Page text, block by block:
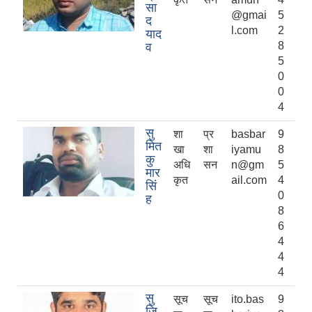
सा
द
याद
व
@gmai
l.com
5
2
8
5
0
0
4
सु
मित
कु
मार
सिं
ह
शा
खा
अधि
कृत
प्र
शा
सन
basbar
iyamu
n@gm
ail.com
9
8
5
4
0
8
6
4
4
4
सु
सूच
सूच
ito.bas
9